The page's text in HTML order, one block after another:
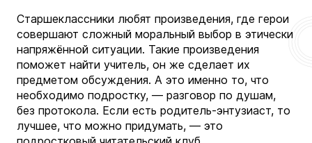
Старшеклассники любят произведения, где герои
совершают сложный моральный выбор в этически
напряжённой ситуации. Такие произведения
поможет найти учитель, он же сделает их
предметом обсуждения. А это именно то, что
необходимо подростку, — разговор по душам,
без протокола. Если есть родитель-энтузиаст, то
лучшее, что можно придумать, — это